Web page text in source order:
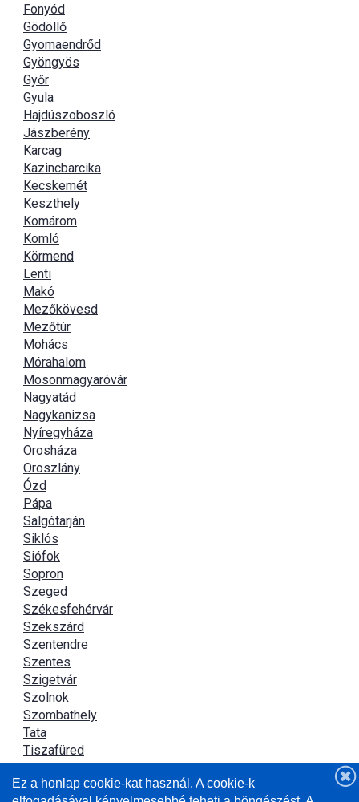
Fonyód
Gödöllő
Gyomaendrőd
Gyöngyös
Győr
Gyula
Hajdúszoboszló
Jászberény
Karcag
Kazincbarcika
Kecskemét
Keszthely
Komárom
Komló
Körmend
Lenti
Makó
Mezőkövesd
Mezőtúr
Mohács
Mórahalom
Mosonmagyaróvár
Nagyatád
Nagykanizsa
Nyíregyháza
Orosháza
Oroszlány
Ózd
Pápa
Salgótarján
Siklós
Siófok
Sopron
Szeged
Székesfehérvár
Szekszárd
Szentendre
Szentes
Szigetvár
Szolnok
Szombathely
Tata
Tiszafüred
Újszász
Ez a honlap cookie-kat használ. A cookie-k